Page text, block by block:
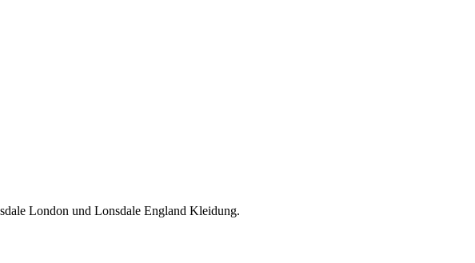
London und Lonsdale England Kleidung.